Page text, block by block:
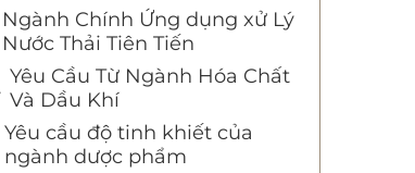
Ngành Chính Ứng dụng xử Lý
Nước Thải Tiên Tiến
Yêu Cầu Từ Ngành Hóa Chất
Và Dầu Khí
Yêu cầu độ tinh khiết của
ngành dược phẩm